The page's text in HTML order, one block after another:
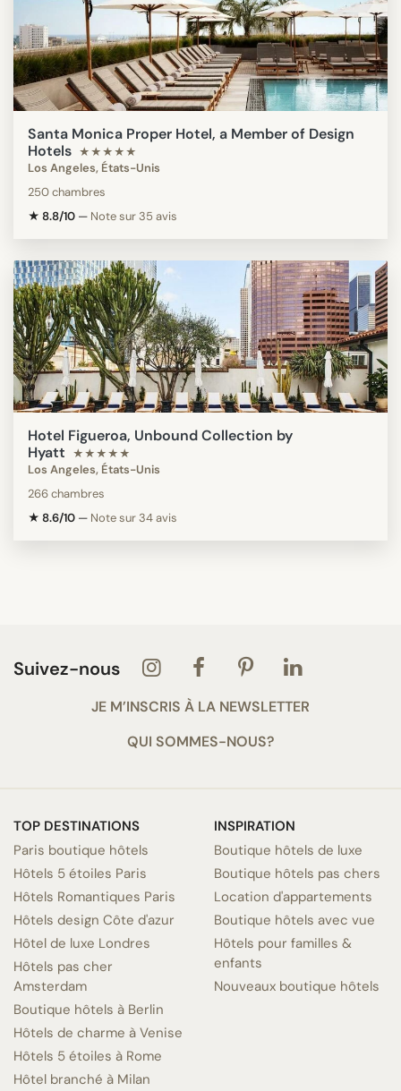
Santa Monica Proper Hotel, a Member of Design
Hotels ★★★★★
Los Angeles, États-Unis
250 chambres
★ 8.8/10 — Note sur 35 avis
Hotel Figueroa, Unbound Collection by
Hyatt
★★★★★
Los Angeles, États-Unis
266 chambres
★ 8.6/10 — Note sur 34 avis
Suivez-nous
JE M’INSCRIS À LA NEWSLETTER
QUI SOMMES-NOUS?
TOP DESTINATIONS
Paris boutique hôtels
Hôtels 5 étoiles Paris
Hôtels Romantiques Paris
Hôtels design Côte d'azur
Hôtel de luxe Londres
Hôtels pas cher
Amsterdam
Boutique hôtels à Berlin
Hôtels de charme à Venise
Hôtels 5 étoiles à Rome
Hôtel branché à Milan
INSPIRATION
Boutique hôtels de luxe
Boutique hôtels pas chers
Location d'appartements
Boutique hôtels avec vue
Hôtels pour familles &
enfants
Nouveaux boutique hôtels